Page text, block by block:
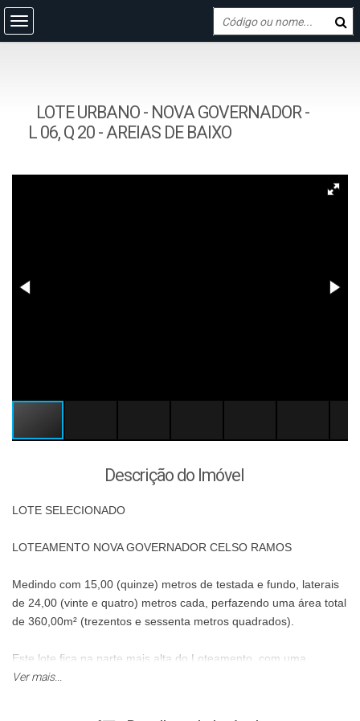
LOTE URBANO - NOVA GOVERNADOR -
L 06, Q 20 - AREIAS DE BAIXO
Descrição do Imóvel
LOTE SELECIONADO
LOTEAMENTO NOVA GOVERNADOR CELSO RAMOS
Medindo com 15,00 (quinze) metros de testada e fundo, laterais
de 24,00 (vinte e quatro) metros cada, perfazendo uma área total
de 360,00m² (trezentos e sessenta metros quadrados).
Este lote fica na parte mais alta do Loteamento, com uma
excelente viabilidade e linda vista. Próximo também a Avenida do
Ver mais...